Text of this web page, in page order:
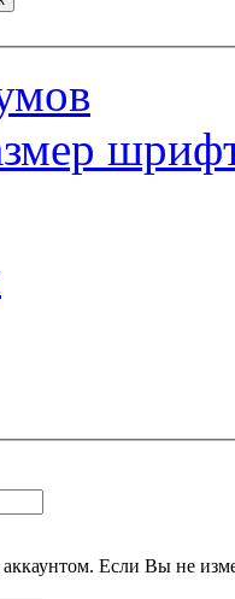
Если Вы не